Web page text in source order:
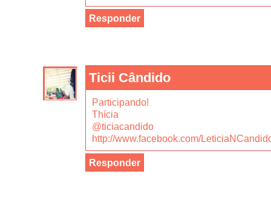
Responder
Ticii Cândido
Participando!
Thícia
@ticiacandido
http://www.facebook.com/
Responder